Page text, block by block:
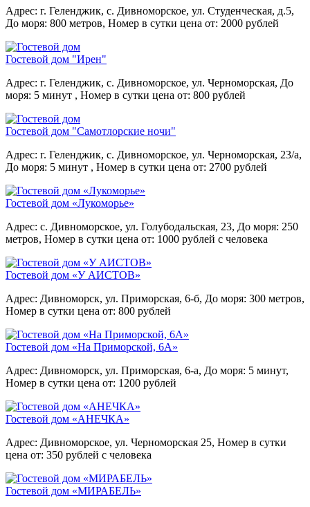
Адрес: г. Геленджик, с. Дивноморское, ул. Студенческая, д.5,
До моря: 800 метров, Номер в сутки цена от: 2000 рублей
Гостевой дом "Ирен"
Адрес: г. Геленджик, с. Дивноморское, ул. Черноморская, До
моря: 5 минут , Номер в сутки цена от: 800 рублей
Гостевой дом "Самотлорские ночи"
Адрес: г. Геленджик, с. Дивноморское, ул. Черноморская, 23/а,
До моря: 5 минут , Номер в сутки цена от: 2700 рублей
Гостевой дом «Лукоморье»
Адрес: с. Дивноморское, ул. Голубодальская, 23, До моря: 250
метров, Номер в сутки цена от: 1000 рублей с человека
Гостевой дом «У АИСТОВ»
Адрес: Дивноморск, ул. Приморская, 6-б, До моря: 300 метров,
Номер в сутки цена от: 800 рублей
Гостевой дом «На Приморской, 6А»
Адрес: Дивноморск, ул. Приморская, 6-а, До моря: 5 минут,
Номер в сутки цена от: 1200 рублей
Гостевой дом «АНЕЧКА»
Адрес: Дивноморское, ул. Черноморская 25, Номер в сутки
цена от: 350 рублей с человека
Гостевой дом «МИРАБЕЛЬ»